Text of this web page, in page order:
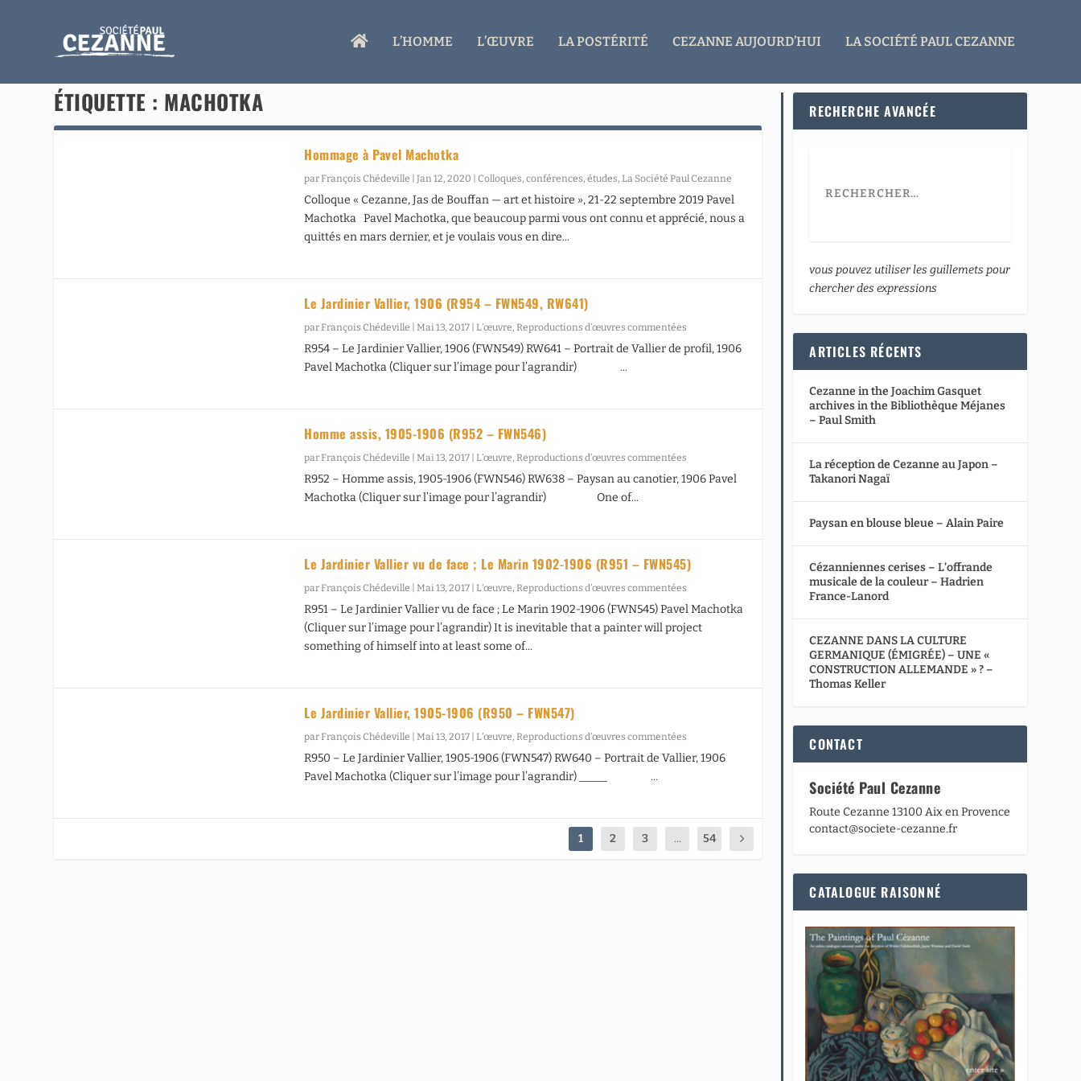
A
L’HOMME L’ŒUVRE LA POSTÉRITÉ CEZANNE AUJOURD’HUI LA SOCIÉTÉ PAUL CEZANNE
ÉTIQUETTE : MACHOTKA
Hommage à Pavel Machotka
parFrançois Chédeville |Jan 12, 2020 |Colloques, conférences, études,La Société Paul Cezanne
Colloque « Cezanne, Jas de Bouffan — art et histoire », 21-22 septembre 2019 Pavel
Machotka Pavel Machotka, que beaucoup parmi vous ont connu et apprécié, nous a
quittés en mars dernier, et je voulais vous en dire...
Le Jardinier Vallier, 1906 (R954 – FWN549, RW641)
parFrançois Chédeville |Mai 13, 2017 |L’œuvre,Reproductions d’œuvres commentées
R954 – Le Jardinier Vallier, 1906 (FWN549) RW641 – Portrait de Vallier de profil, 1906
Pavel Machotka (Cliquer sur l’image pour l’agrandir) ...
Homme assis, 1905-1906 (R952 – FWN546)
parFrançois Chédeville |Mai 13, 2017 |L’œuvre,Reproductions d’œuvres commentées
R952 – Homme assis, 1905-1906 (FWN546) RW638 – Paysan au canotier, 1906 Pavel
Machotka (Cliquer sur l’image pour l’agrandir) One of...
Le Jardinier Vallier vu de face ; Le Marin 1902-1906 (R951 – FWN545)
parFrançois Chédeville |Mai 13, 2017 |L’œuvre,Reproductions d’œuvres commentées
R951 – Le Jardinier Vallier vu de face ; Le Marin 1902-1906 (FWN545) Pavel Machotka
(Cliquer sur l’image pour l’agrandir) It is inevitable that a painter will project
something of himself into at least some of...
Le Jardinier Vallier, 1905-1906 (R950 – FWN547)
parFrançois Chédeville |Mai 13, 2017 |L’œuvre,Reproductions d’œuvres commentées
R950 – Le Jardinier Vallier, 1905-1906 (FWN547) RW640 – Portrait de Vallier, 1906
Pavel Machotka (Cliquer sur l’image pour l’agrandir) _____ ...
1 2 3 ... 54
RECHERCHE AVANCÉE
vous pouvez utiliser les guillemets pour
chercher des expressions
ARTICLES RÉCENTS
Cezanne in the Joachim Gasquet
archives in the Bibliothèque Méjanes
– Paul Smith
La réception de Cezanne au Japon –
Takanori Nagaï
Paysan en blouse bleue – Alain Paire
Cézanniennes cerises – L’offrande
musicale de la couleur – Hadrien
France-Lanord
CEZANNE DANS LA CULTURE
GERMANIQUE (ÉMIGRÉE) – UNE «
CONSTRUCTION ALLEMANDE » ? –
Thomas Keller
CONTACT
Société Paul Cezanne
Route Cezanne 13100 Aix en Provence
contact@societe-cezanne.fr
CATALOGUE RAISONNÉ